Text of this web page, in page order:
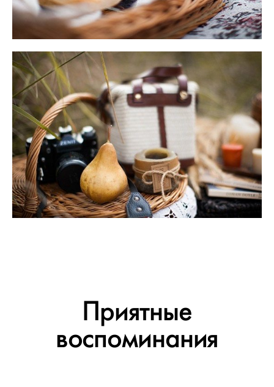
Приятные
воспоминания